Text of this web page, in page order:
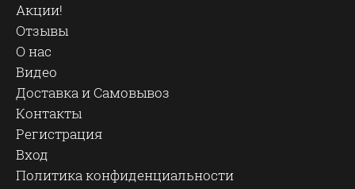
Акции!
Отзывы
О нас
Видео
Доставка и Самовывоз
Контакты
Регистрация
Вход
Политика конфиденциальности